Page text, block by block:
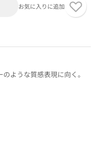
お気に入りに追加
ような質感表現に向く。